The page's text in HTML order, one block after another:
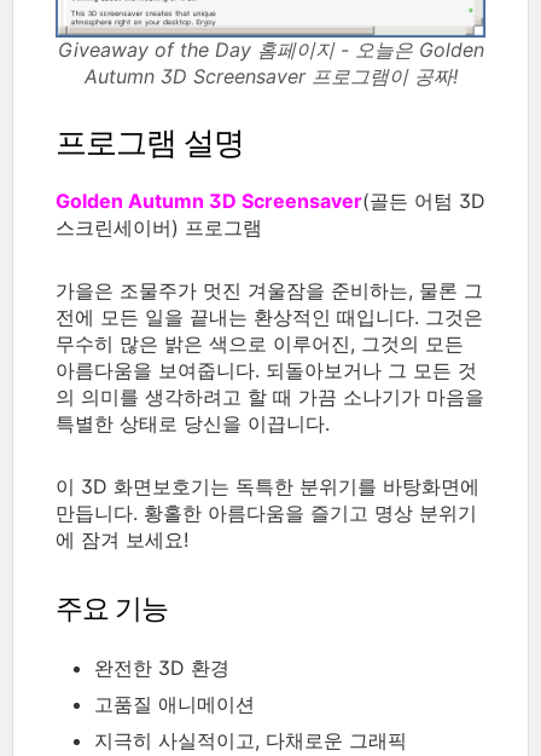
Giveaway of the Day 홈페이지 - 오늘은 Golden
Autumn 3D Screensaver 프로그램이 공짜!
프로그램 설명
Golden Autumn 3D Screensaver(골든 어텀 3D
스크린세이버) 프로그램
가을은 조물주가 멋진 겨울잠을 준비하는, 물론 그
전에 모든 일을 끝내는 환상적인 때입니다. 그것은
무수히 많은 밝은 색으로 이루어진, 그것의 모든
아름다움을 보여줍니다. 되돌아보거나 그 모든 것
의 의미를 생각하려고 할 때 가끔 소나기가 마음을
특별한 상태로 당신을 이끕니다.
이 3D 화면보호기는 독특한 분위기를 바탕화면에
만듭니다. 황홀한 아름다움을 즐기고 명상 분위기
에 잠겨 보세요!
주요 기능
완전한 3D 환경
고품질 애니메이션
지극히 사실적이고, 다채로운 그래픽